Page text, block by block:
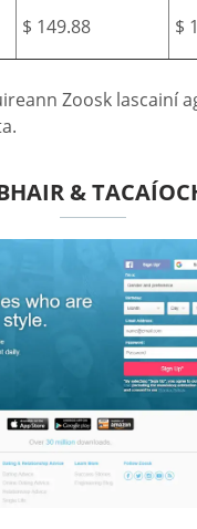
$ 149.88 $
Zoosk lascainí
&